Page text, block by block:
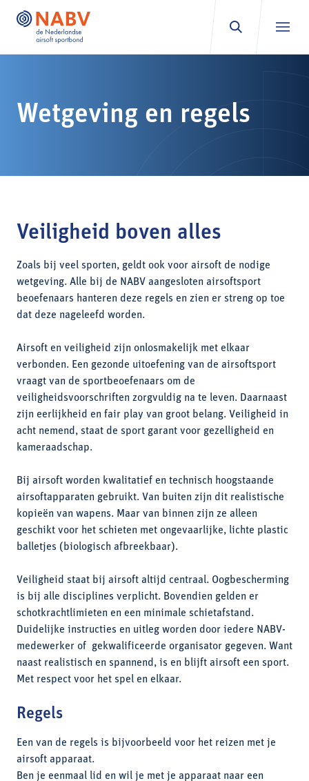
Wetgeving en regels
Veiligheid boven alles
Zoals bij veel sporten, geldt ook voor airsoft de nodige
wetgeving. Alle bij de NABV aangesloten airsoftsport
beoefenaars hanteren deze regels en zien er streng op toe
dat deze nageleefd worden.
Airsoft en veiligheid zijn onlosmakelijk met elkaar
verbonden. Een gezonde uitoefening van de airsoftsport
vraagt van de sportbeoefenaars om de
veiligheidsvoorschriften zorgvuldig na te leven. Daarnaast
zijn eerlijkheid en fair play van groot belang. Veiligheid in
acht nemend, staat de sport garant voor gezelligheid en
kameraadschap.
Bij airsoft worden kwalitatief en technisch hoogstaande
airsoftapparaten gebruikt. Van buiten zijn dit realistische
kopieën van wapens. Maar van binnen zijn ze alleen
geschikt voor het schieten met ongevaarlijke, lichte plastic
balletjes (biologisch afbreekbaar).
Veiligheid staat bij airsoft altijd centraal. Oogbescherming
is bij alle disciplines verplicht. Bovendien gelden er
schotkrachtlimieten en een minimale schietafstand.
Duidelijke instructies en uitleg worden door iedere NABV-
medewerker of gekwalificeerde organisator gegeven. Want
naast realistisch en spannend, is en blijft airsoft een sport.
Met respect voor het spel en elkaar.
Regels
Een van de regels is bijvoorbeeld voor het reizen met je
airsoft apparaat.
Ben je eenmaal lid en wil je met je apparaat naar een